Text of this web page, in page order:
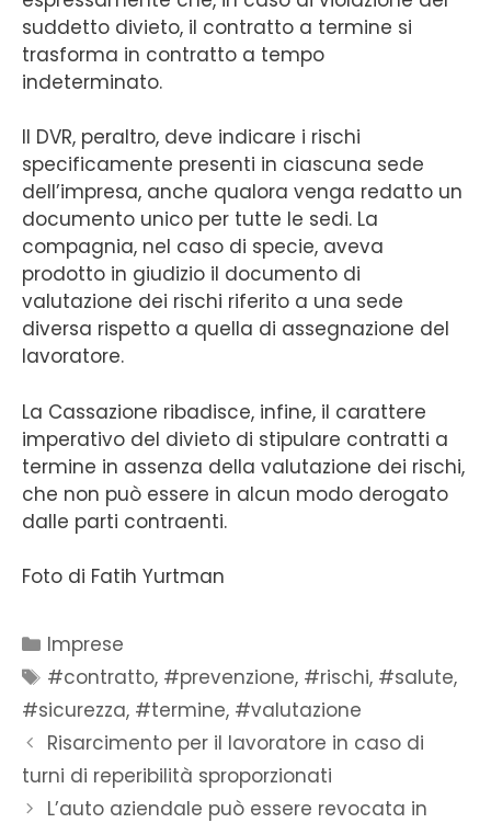
suddetto divieto, il contratto a termine si
trasforma in contratto a tempo
indeterminato.
Il DVR, peraltro, deve indicare i rischi
specificamente presenti in ciascuna sede
dell’impresa, anche qualora venga redatto un
documento unico per tutte le sedi. La
compagnia, nel caso di specie, aveva
prodotto in giudizio il documento di
valutazione dei rischi riferito a una sede
diversa rispetto a quella di assegnazione del
lavoratore.
La Cassazione ribadisce, infine, il carattere
imperativo del divieto di stipulare contratti a
termine in assenza della valutazione dei rischi,
che non può essere in alcun modo derogato
dalle parti contraenti.
Foto di Fatih Yurtman
Imprese
#contratto, #prevenzione, #rischi, #salute,
#sicurezza, #termine, #valutazione
Risarcimento per il lavoratore in caso di
turni di reperibilità sproporzionati
L’auto aziendale può essere revocata in